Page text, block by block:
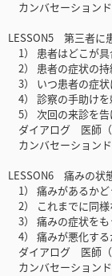
カンバセーション
LESSON5 第三者に
1） 患者はどこが
2） 患者の症状の
3） いつ患者の症
4） 診察の手助け
5） 次回の来診を
ダイアログ 医師（
カンバセーション
LESSON6 痛みの状
1） 痛みがあるか
2） これまでに同
3） 痛みの症状を
4） 痛みが悪化す
ダイアログ 医師（
カンバセーション